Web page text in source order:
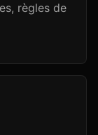
règles de